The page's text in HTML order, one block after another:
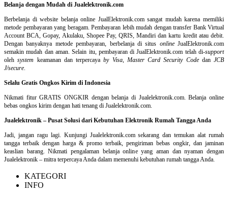
Belanja dengan Mudah di Jualelektronik.com
Berbelanja diwebsite belanja online JualElektronik.com sangat mudah karena memiliki
metode pembayaran yang beragam. Pembayaran lebih mudah dengan transfer Bank Virtual
Account BCA, Gopay, Akulaku, Shopee Pay, QRIS, Mandiri dan kartu kredit atau debit.
Dengan banyaknya metode pembayaran, berbelanja di situs onlineJualElektronik.com
semakin mudah dan aman. Selain itu, pembayaran di JualElektronik.com telah di-support
olehsystem keamanan dan terpercayaby Visa, Master Card Security Codedan JCB
J/secure
Selalu Gratis Ongkos Kirim di Indonesia
Nikmati fitur GRATIS ONGKIR dengan belanja di Jualelektronik.com. Belanja online
bebas ongkos kirim dengan hati tenang di Jualelektronik.com.
Jualelektronik – Pusat Solusi dari Kebutuhan Elektronik Rumah Tangga Anda
Jadi, jangan ragu lagi. Kunjungi Jualelektronik.com sekarang dan temukan alat rumah
tangga terbaik dengan harga & promo terbaik, pengiriman bebas ongkir, dan jaminan
keaslian barang. Nikmati pengalaman belanja online yang aman dan nyaman dengan
Jualelektronik – mitra terpercaya Anda dalam memenuhi kebutuhan rumah tangga Anda.
KATEGORI
INFO